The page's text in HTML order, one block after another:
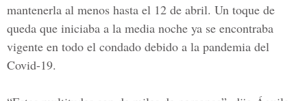
mantenerla al menos hasta el 12 de abril. Un toque de
queda que iniciaba a la media noche ya se encontraba
vigente en todo el condado debido a la pandemia del
Covid-19.